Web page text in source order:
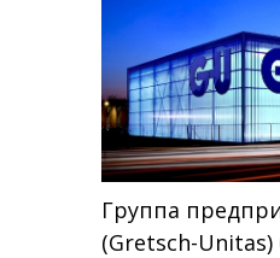
Группа
(Gretsch-Unitas)